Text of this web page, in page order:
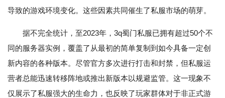
导致的游戏环境变化。这些因素共同催生了私服市场的萌芽。
据不完全统计，至2023年，3q蜀门私服已拥有超过50个不
同的服务器实例，覆盖了从最初的简单复制到如今具备一定创
新内容的各种版本。尽管官方多次进行打击和封禁，但私服运
营者总能迅速转移阵地或推出新版本以规避监管。这一现象不
仅展示了私服强大的生命力，也反映了玩家群体对于非正式游